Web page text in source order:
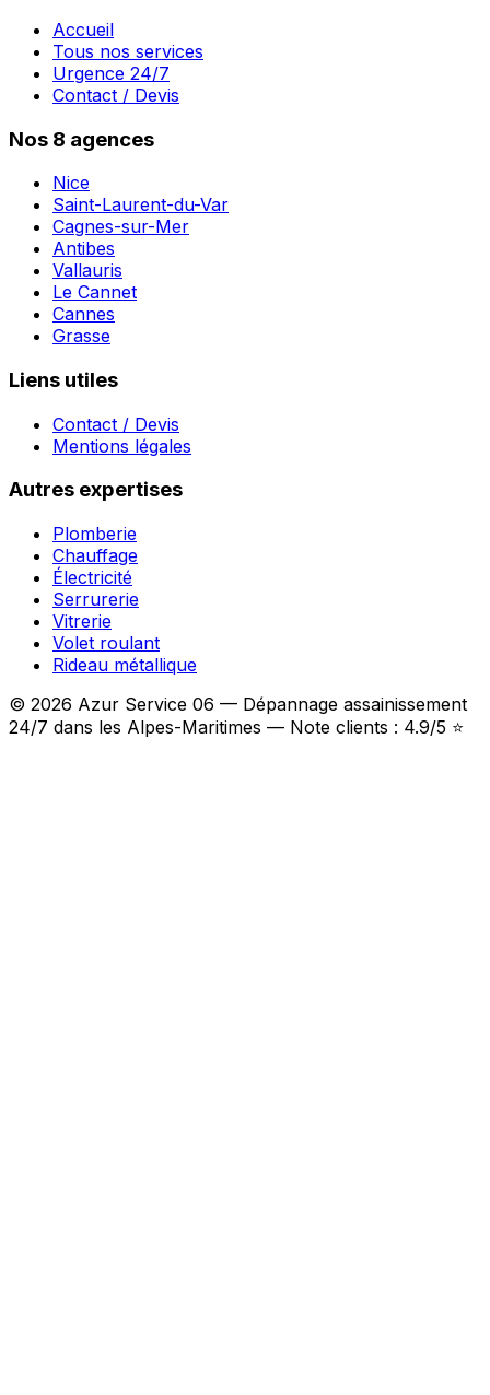
Accueil
Tous nos services
Urgence 24/7
Contact / Devis
Nos 8 agences
Nice
Saint-Laurent-du-Var
Cagnes-sur-Mer
Antibes
Vallauris
Le Cannet
Cannes
Grasse
Liens utiles
Contact / Devis
Mentions légales
Autres expertises
Plomberie
Chauffage
Électricité
Serrurerie
Vitrerie
Volet roulant
Rideau métallique
© 2026 Azur Service 06 — Dépannage assainissement
24/7 dans les Alpes-Maritimes — Note clients : 4.9/5 ⭐